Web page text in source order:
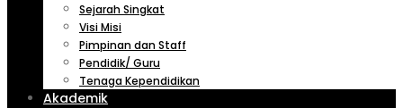
Sejarah Singkat
Visi Misi
Pimpinan dan Staff
Pendidik/ Guru
Tenaga Kependidikan
Akademik